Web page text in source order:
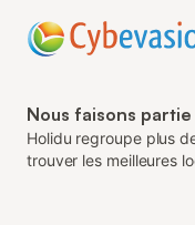
Nous faisons
Holidu regroupe plus
trouver les meilleures